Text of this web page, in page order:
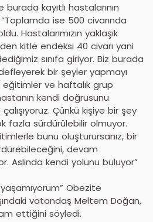
burada kayıtlı hastalarının
ise 500 civarında
Hastalarımızın yaklaşık
kitle endeksi 40 civarı yani
sınıfa giriyor. Biz burada
bir şeyler yapmayı
ve haftalık grup
kendi doğrusunu
Çünkü kişiye bir şey
fazla sürdürülebilir olmuyor.
bunu oluşturursanız, bir
devam
Aslında kendi yolunu buluyor”
Obezite
vatandaş Meltem Doğan,
ettiğini söyledi.